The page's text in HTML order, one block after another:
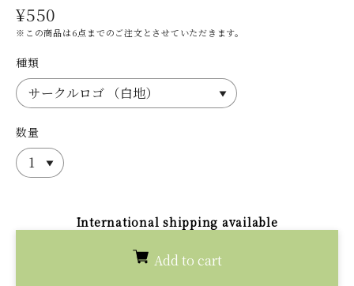
¥550
※この商品は6点までのご注文とさせていただきます。
種類
数量
International shipping available
Add to cart